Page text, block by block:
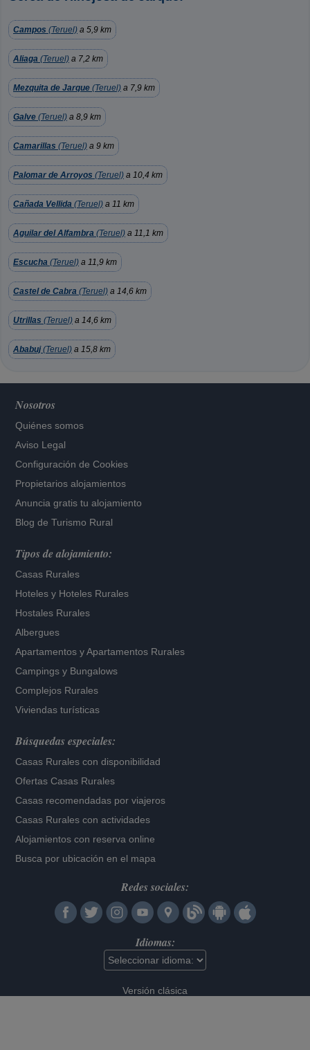
Campos (Teruel) a 5,9 km
Aliaga (Teruel) a 7,2 km
Mezquita de Jarque (Teruel) a 7,9 km
Galve (Teruel) a 8,9 km
Camarillas (Teruel) a 9 km
Palomar de Arroyos (Teruel) a 10,4 km
Cañada Vellida (Teruel) a 11 km
Aguilar del Alfambra (Teruel) a 11,1 km
Escucha (Teruel) a 11,9 km
Castel de Cabra (Teruel) a 14,6 km
Utrillas (Teruel) a 14,6 km
Ababuj(Teruel) a 15,8 km
Nosotros
Quiénes somos
Aviso Legal
Configuración de Cookies
Propietarios alojamientos
Anuncia gratis tu alojamiento
Blog de Turismo Rural
Tipos de alojamiento:
Casas Rurales
Hoteles y Hoteles Rurales
Hostales Rurales
Albergues
Apartamentos yApartamentos Rurales
Campings y Bungalows
Complejos Rurales
Viviendas turísticas
Búsquedas especiales:
Casas Rurales con disponibilidad
Ofertas Casas Rurales
Casas recomendadas por viajeros
Casas Rurales con actividades
Alojamientos con reserva online
Busca por ubicación en el mapa
Redes sociales:
Idiomas:
Versión clásica